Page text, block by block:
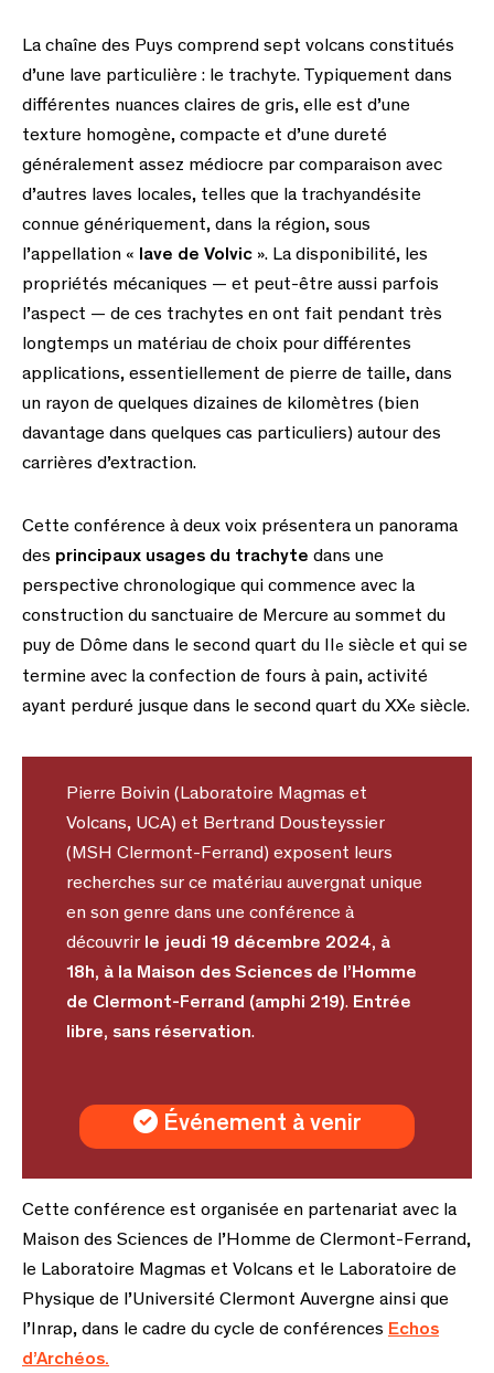
La chaîne des Puys comprend sept volcans constitués
d’une lave particulière : le trachyte. Typiquement dans
différentes nuances claires de gris, elle est d’une
texture homogène, compacte et d’une dureté
généralement assez médiocre par comparaison avec
d’autres laves locales, telles que la trachyandésite
connue génériquement, dans la région, sous
l’appellation « lave de Volvic ». La disponibilité, les
propriétés mécaniques — et peut-être aussi parfois
l’aspect — de ces trachytes en ont fait pendant très
longtemps un matériau de choix pour différentes
applications, essentiellement de pierre de taille, dans
un rayon de quelques dizaines de kilomètres (bien
davantage dans quelques cas particuliers) autour des
carrières d’extraction.
Cette conférence à deux voix présentera un panorama
des principaux usages du trachyte dans une
perspective chronologique qui commence avec la
construction du sanctuaire de Mercure au sommet du
puy de Dôme dans le second quart du IIe siècle et qui se
termine avec la confection de fours à pain, activité
ayant perduré jusque dans le second quart du XXe siècle.
Pierre Boivin (Laboratoire Magmas et
Volcans, UCA) et Bertrand Dousteyssier
(MSH Clermont-Ferrand) exposent leurs
recherches sur ce matériau auvergnat unique
en son genre dans une conférence à
découvrir le jeudi 19 décembre 2024, à
18h, à la Maison des Sciences de l’Homme
de Clermont-Ferrand (amphi 219). Entrée
libre, sans réservation.
Événement à venir
Cette conférence est organisée en partenariat avec la
Maison des Sciences de l’Homme de Clermont-Ferrand,
le Laboratoire Magmas et Volcans et le Laboratoire de
Physique de l’Université Clermont Auvergne ainsi que
l’Inrap, dans le cadre du cycle de conférences Echos
d’Archéos.